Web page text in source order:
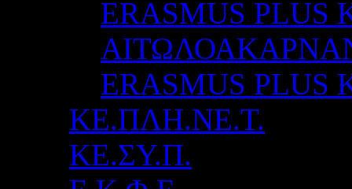
ERASMUS PLUS
ERASMUS
ΚΕ.ΠΛΗ.ΝΕ.Τ.
ΚΕ.ΣΥ.Π.